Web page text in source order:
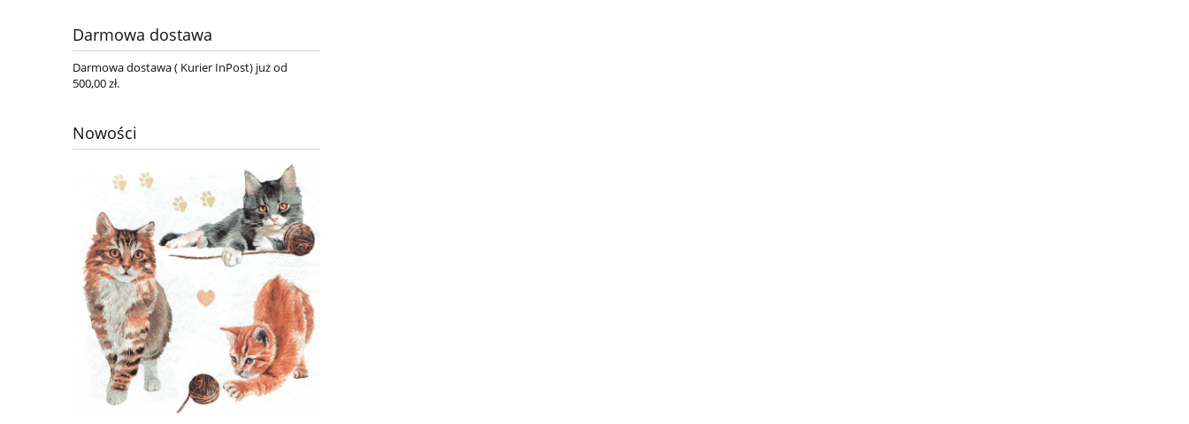
Darmowa dostawa
Darmowa dostawa ( Kurier InPost) już od
500,00 zł.
Nowości